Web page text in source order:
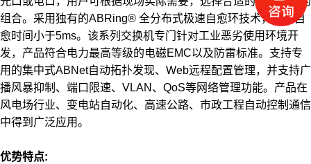
组合。采用独有的ABRing® 全分布式极速自愈环技术，网络自
愈时间小于5ms。该系列交换机专门针对工业恶劣使用环境开
发，产品符合电力最高等级的电磁EMC以及防雷标准。支持专
用的集中式ABNet自动拓扑发现、Web远程配置管理，并支持广
播风暴抑制、端口限速、VLAN、QoS等网络管理功能。产品在
风电场行业、变电站自动化、高速公路、市政工程自动控制通信
中得到广泛应用。
优势特点: